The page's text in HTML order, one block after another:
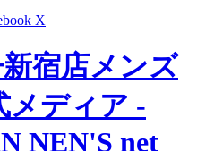
X
宿店メンズ
メディア -
NEN'S net